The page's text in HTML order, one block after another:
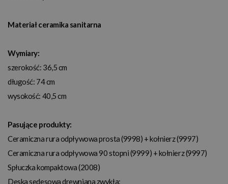
Materiał ceramika sanitarna
Wymiary:
szerokość: 36,5 cm
długość: 74 cm
wysokość: 40,5 cm
Pasujące produkty:
Ceramiczna rura odpływowa prosta (9998) + kołnierz (9997)
Ceramiczna rura odpływowa 90 stopni (9999) + kołnierz (9997)
Spłuczka kompaktowa (2008)
Deska sedesowa drewniana zwykła: